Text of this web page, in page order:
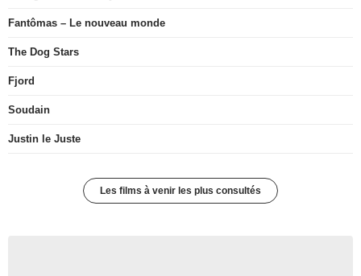
Fantômas – Le nouveau monde
The Dog Stars
Fjord
Soudain
Justin le Juste
Les films à venir les plus consultés